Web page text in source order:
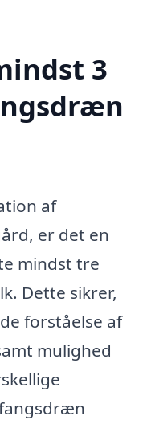
3
af
er det en
mindst tre
Dette sikrer,
forståelse af
mulighed